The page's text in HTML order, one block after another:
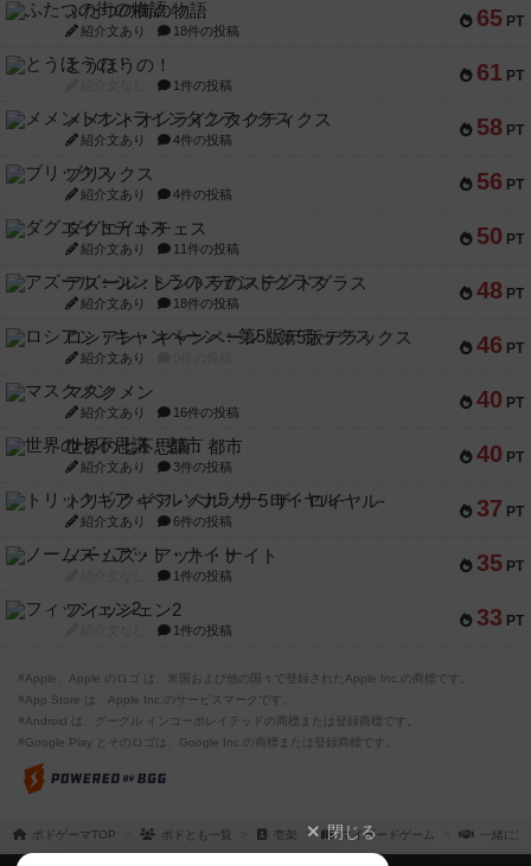
65 PT
ふたつの街の物語
紹介文あり 18件の投稿
61 PT
とうほうの！
1件の投稿
58 PT
メメントオンラインタクティクス
紹介文あり 4件の投稿
56 PT
ブリックス
紹介文あり 4件の投稿
50 PT
ダグエイトチェス
紹介文あり 11件の投稿
48 PT
アズール：シントラのステンドグラス
紹介文あり 18件の投稿
46 PT
ロシアン・キャンペーン：第5版デラックス
紹介文あり
40 PT
マスクメン
紹介文あり 16件の投稿
40 PT
世界の七不思議：都市
紹介文あり 3件の投稿
37 PT
トリックギア - ペルソナ5 ザ・ロイヤル-
紹介文あり 6件の投稿
35 PT
ノームズ・アット・ナイト
1件の投稿
33 PT
フィッシェン2
1件の投稿
※Apple、Apple のロゴ は、米国および他の国々で登録されたApple Inc.の商標です。
※App Store は、Apple Inc.のサービスマークです。
※Android は、グーグル インコーポレイテッドの商標または登録商標です。
※Google Play とそのロゴは、Google Inc.の商標または登録商標です。
ボドゲーマTOP ボドとも一覧 壱架 マイボードゲーム 一緒に遊
閉じる